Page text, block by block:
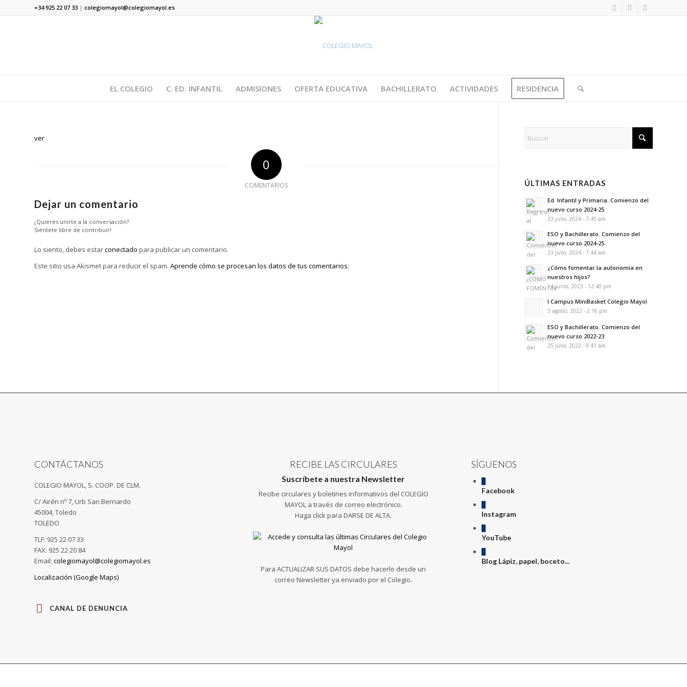
+34 925 22 07 33 | colegiomayol@colegiomayol.es
EL COLEGIO C. ED. INFANTIL ADMISIONES OFERTA EDUCATIVA BACHILLERATO ACTIVIDADES RESIDENCIA
ver
0
COMENTARIOS
Dejar un comentario
¿Quieres unirte a la conversación?
Siéntete libre de contribuir!
Lo siento, debes estarconectado para publicar un comentario.
Este sitio usa Akismet para reducir el spam. Aprende cómo se procesan los datos de tus comentarios.
ÚLTIMAS ENTRADAS
Ed. Infantil y Primaria. Comienzo del
nuevo curso 2024-25
23 julio, 2024 - 7:45 am
ESO y Bachillerato. Comienzo del
nuevo curso 2024-25
23 julio, 2024 - 7:44 am
¿Cómo fomentar la autonomía en
nuestros hijos?
14 junio, 2023 - 12:40 pm
I Campus MiniBasket Colegio Mayol
3 agosto, 2022 - 2:16 pm
ESO y Bachillerato. Comienzo del
nuevo curso 2022-23
25 julio, 2022 - 9:41 am
CONTÁCTANOS
COLEGIO MAYOL, S. COOP. DE CLM.
C/ Airén nº 7, Urb San Bernardo
45004, Toledo
TOLEDO
TLF: 925 22 07 33
FAX: 925 22 20 84
Email: colegiomayol@colegiomayol.es
Localización (Google Maps)
CANAL DE DENUNCIA
RECIBE LAS CIRCULARES
Suscríbete a nuestra Newsletter
Recibe circulares y boletines informativos del COLEGIO
MAYOL a través de correo electrónico.
Haga click para DARSE DE ALTA.
Para ACTUALIZAR SUS DATOS debe hacerlo desde un
correo Newsletter ya enviado por el Colegio.
SÍGUENOS
Facebook
Instagram
YouTube
Blog Lápiz, papel, boceto...